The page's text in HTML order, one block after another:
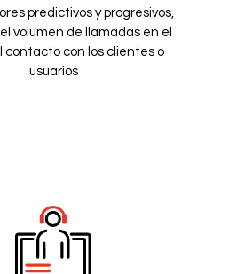
predictivos y progresivos,
volumen de llamadas en el
contacto con los clientes o
usuarios